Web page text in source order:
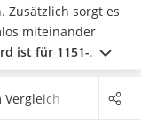
Zusätzlich sorgt es
miteinander
ist für 1151-
ist solch ein
ausschließlich
Vergleich